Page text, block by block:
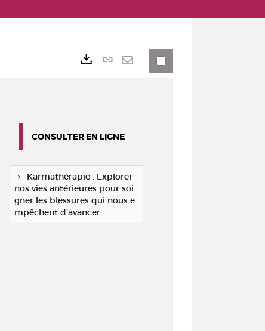
Lien
CONSULTER EN LIGNE
Karmathérapie : Explorer
nos vies antérieures pour soi
gner les blessures qui nous e
mpêchent d'avancer